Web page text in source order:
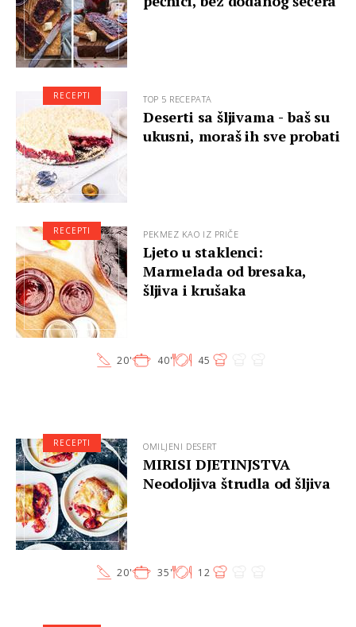
TOP 5 RECEPATA
Deserti sa šljivama - baš su
ukusni, moraš ih sve probati
RECEPTI
PEKMEZ KAO IZ PRIČE
Ljeto u staklenci:
Marmelada od bresaka,
šljiva i krušaka
20' 40' 45
RECEPTI
OMILJENI DESERT
MIRISI DJETINJSTVA
Neodoljiva štrudla od šljiva
20' 35' 12
RECEPTI